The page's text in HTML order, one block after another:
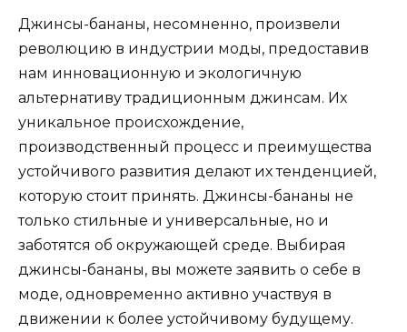
Джинсы-бананы, несомненно, произвели
революцию в индустрии моды, предоставив
нам инновационную и экологичную
альтернативу традиционным джинсам. Их
уникальное происхождение,
производственный процесс и преимущества
устойчивого развития делают их тенденцией,
которую стоит принять. Джинсы-бананы не
только стильные и универсальные, но и
заботятся об окружающей среде. Выбирая
джинсы-бананы, вы можете заявить о себе в
моде, одновременно активно участвуя в
движении к более устойчивому будущему.